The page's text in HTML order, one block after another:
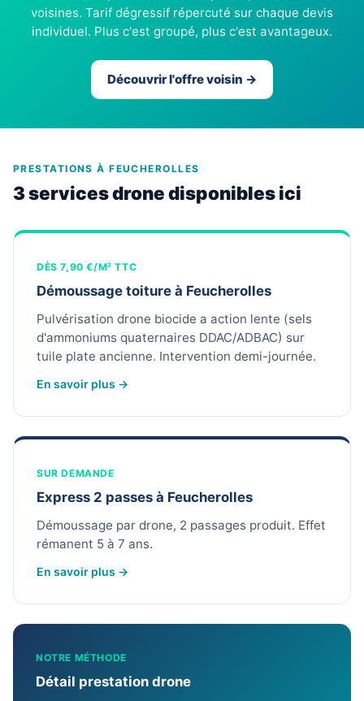
voisines. Tarif dégressif répercuté sur chaque devis
individuel. Plus c'est groupé, plus c'est avantageux.
Découvrir l'offre voisin →
PRESTATIONS À FEUCHEROLLES
3 services drone disponibles ici
DÈS 7,90 €/M² TTC
Démoussage toiture à Feucherolles
Pulvérisation drone biocide a action lente (sels
d'ammoniums quaternaires DDAC/ADBAC) sur
tuile plate ancienne. Intervention demi-journée.
En savoir plus →
SUR DEMANDE
Express 2 passes à Feucherolles
Démoussage par drone, 2 passages produit. Effet
rémanent 5 à 7 ans.
En savoir plus →
NOTRE MÉTHODE
Détail prestation drone